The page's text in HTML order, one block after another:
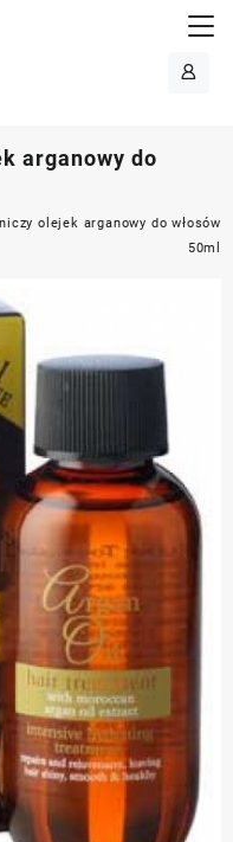
arganowy do
olejek arganowy do włosów
50ml